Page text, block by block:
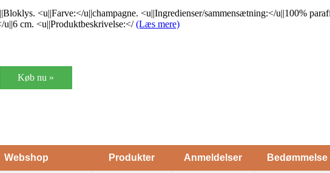
<u||Farve:</u||champagne. <u||Ingredienser/sammensætning:</u||100%
u||6 cm. <u||Produktbeskrivelse:</(Læs mere)
Køb nu »
Webshop Produkter Anmeldelser Bedømmelse